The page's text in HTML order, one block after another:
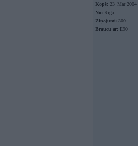
Kopš: 23. Mar 2004
No: Rīga
Ziņojumi: 300
Braucu ar: E90